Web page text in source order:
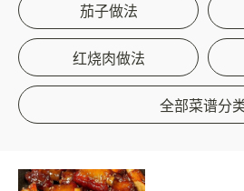
茄子做法
红烧肉做法
全部菜谱分